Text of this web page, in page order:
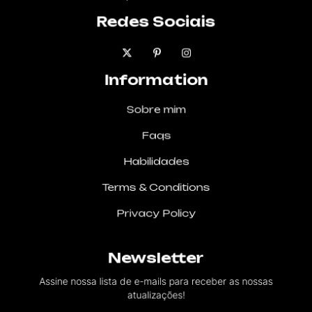
Redes Sociais
Information
Sobre mim
Faqs
Habilidades
Terms & Conditions
Privacy Policy
Newsletter
Assine nossa lista de e-mails para receber as nossas
atualizações!